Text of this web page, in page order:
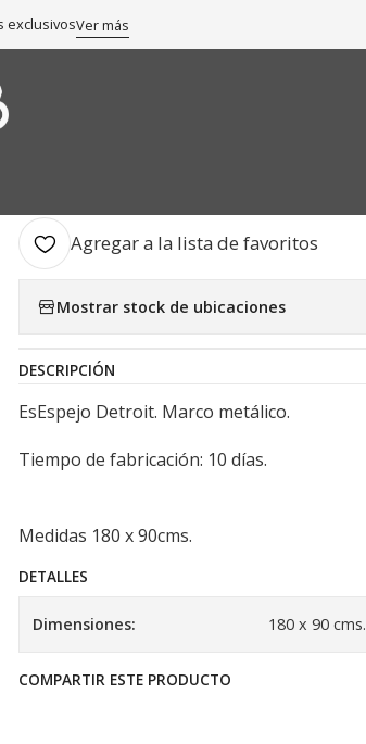
exclusivosVer más
Espejo Detroit
Agregar a la lista de favoritos
Mostrar stock de ubicaciones
DESCRIPCIÓN
EsEspejo Detroit. Marco metálico.
Tiempo de fabricación: 10 días.
Medidas 180 x 90cms.
DETALLES
Dimensiones: 180 x 90 cms.
COMPARTIR ESTE PRODUCTO